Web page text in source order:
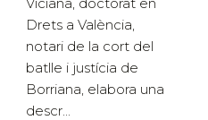
Drets a València,
notari de la cort del
batlle i justícia de
Borriana, elabora una
descr...